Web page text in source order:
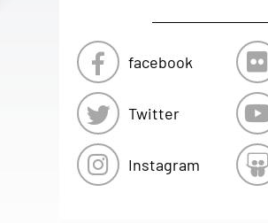
facebook
Twitter
Instagram